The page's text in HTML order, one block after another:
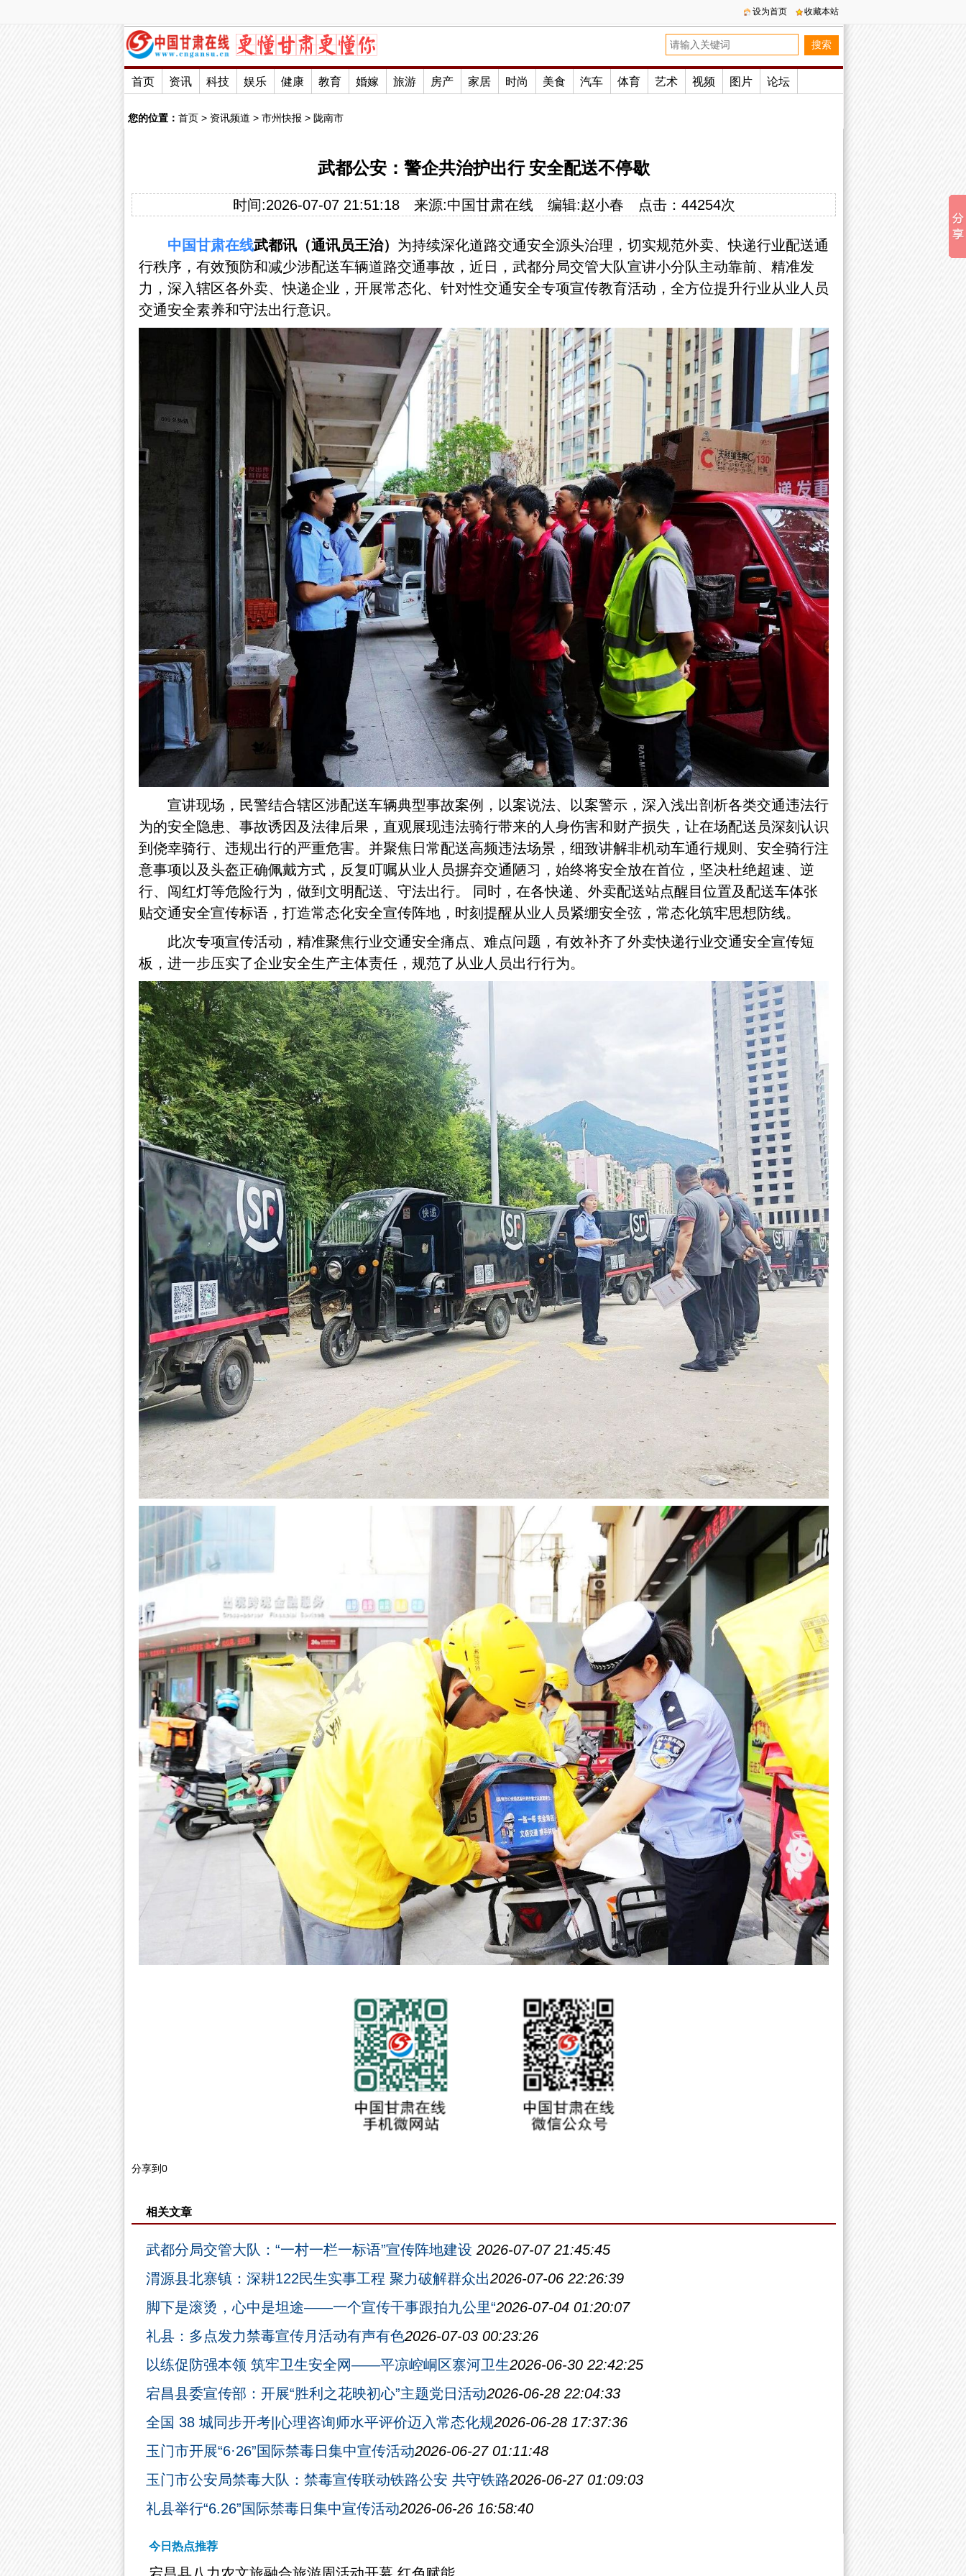
设为首页 收藏本站
首页 资讯 科技 娱乐 健康 教育 婚嫁 旅游 房产 家居 时尚 美食 汽车 体育 艺术 视频 图片 论坛
您的位置： 首页 > 资讯频道 > 市州快报 > 陇南市
武都公安：警企共治护出行 安全配送不停歇
时间:2026-07-07 21:51:18 来源:中国甘肃在线 编辑:赵小春 点击： 44254次
中国甘肃在线武都讯（通讯员王治） 为持续深化道路交通安全源头治理，切实规范外卖、快递行业配送通
行秩序，有效预防和减少涉配送车辆道路交通事故，近日，武都分局交管大队宣讲小分队主动靠前、精准发
力，深入辖区各外卖、快递企业，开展常态化、针对性交通安全专项宣传教育活动，全方位提升行业从业人员
交通安全素养和守法出行意识。
宣讲现场，民警结合辖区涉配送车辆典型事故案例，以案说法、以案警示，深入浅出剖析各类交通违法行
为的安全隐患、事故诱因及法律后果，直观展现违法骑行带来的人身伤害和财产损失，让在场配送员深刻认识
到侥幸骑行、违规出行的严重危害。并聚焦日常配送高频违法场景，细致讲解非机动车通行规则、安全骑行注
意事项以及头盔正确佩戴方式，反复叮嘱从业人员摒弃交通陋习，始终将安全放在首位，坚决杜绝超速、逆
行、闯红灯等危险行为，做到文明配送、守法出行。
同时，在各快递、外卖配送站点醒目位置及配送车体张
贴交通安全宣传标语，打造常态化安全宣传阵地，时刻提醒从业人员紧绷安全弦，常态化筑牢思想防线。
此次专项宣传活动，精准聚焦行业交通安全痛点、难点问题，有效补齐了外卖快递行业交通安全宣传短
板，进一步压实了企业安全生产主体责任，规范了从业人员出行行为。
分享到0
相关文章
武都分局交管大队：“一村一栏一标语”宣传阵地建设 2026-07-07 21:45:45
渭源县北寨镇：深耕122民生实事工程 聚力破解群众出2026-07-06 22:26:39
脚下是滚烫，心中是坦途——一个宣传干事跟拍九公里“2026-07-04 01:20:07
礼县：多点发力禁毒宣传月活动有声有色2026-07-03 00:23:26
以练促防强本领 筑牢卫生安全网——平凉崆峒区寨河卫生2026-06-30 22:42:25
宕昌县委宣传部：开展“胜利之花映初心”主题党日活动2026-06-28 22:04:33
全国 38 城同步开考||心理咨询师水平评价迈入常态化规2026-06-28 17:37:36
玉门市开展“6·26”国际禁毒日集中宣传活动2026-06-27 01:11:48
玉门市公安局禁毒大队：禁毒宣传联动铁路公安 共守铁路2026-06-27 01:09:03
礼县举行“6.26”国际禁毒日集中宣传活动2026-06-26 16:58:40
今日热点推荐